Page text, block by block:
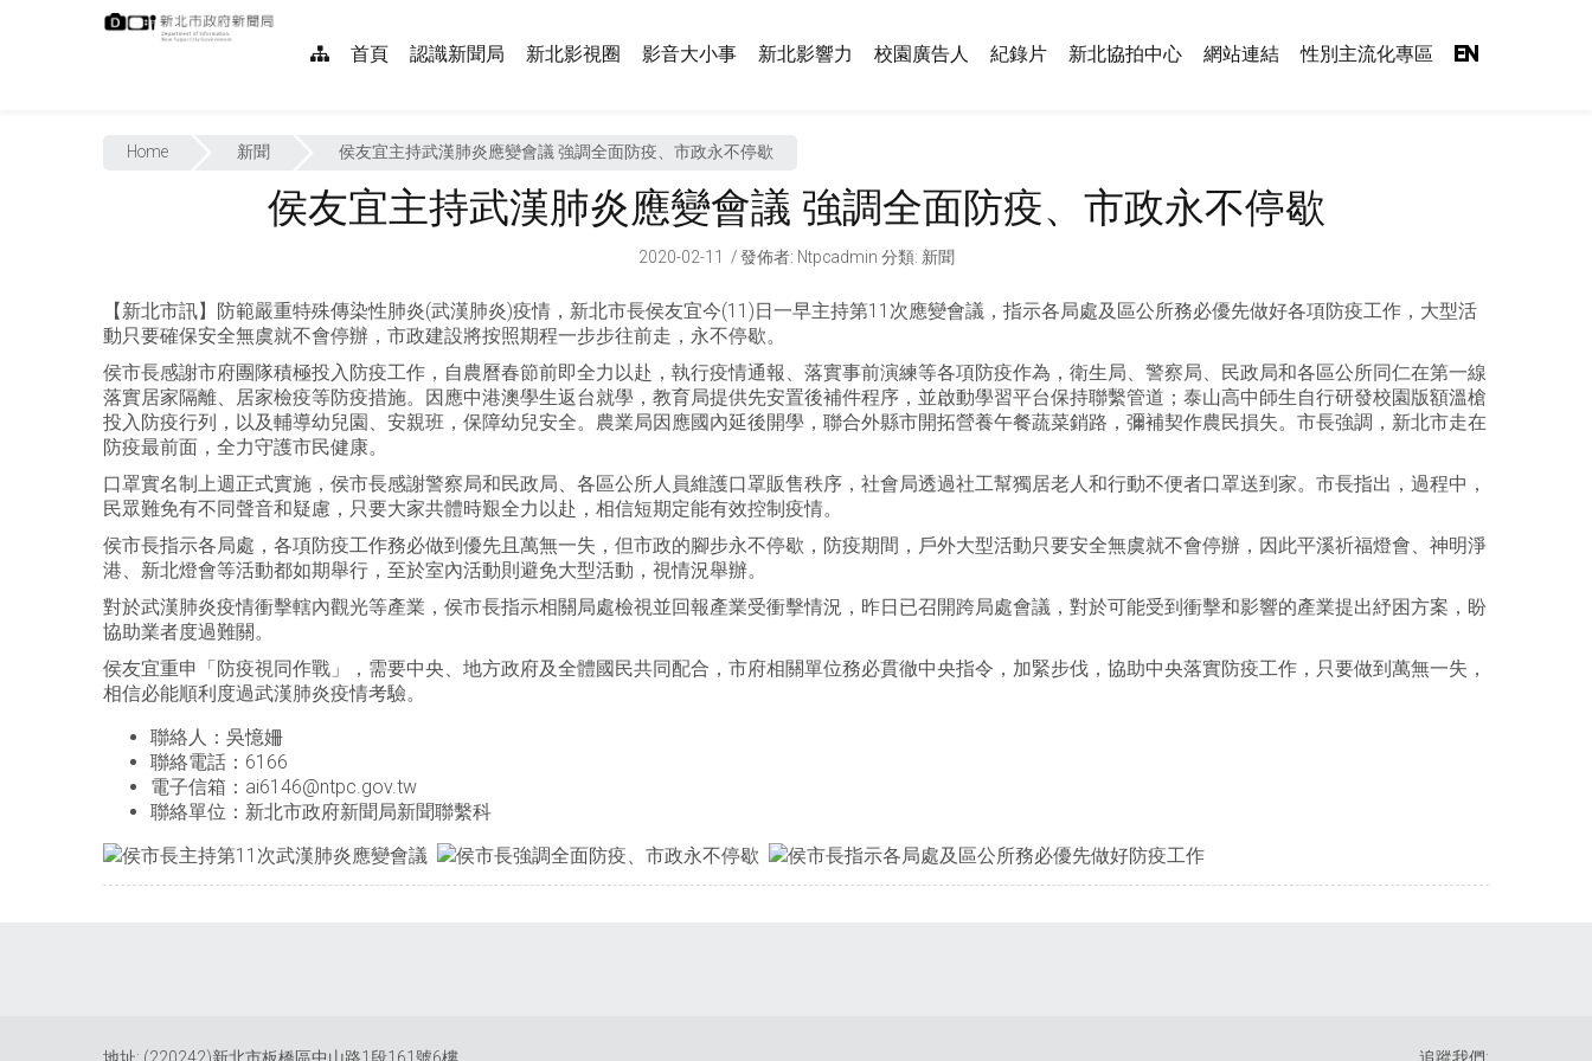
首頁 認識新聞局 新北影視圈 影音大小事 新北影響力 校園廣告人 紀錄片 新北協拍中心 網站連結 性別主流化專區 EN
Home 新聞 侯友宜主持武漢肺炎應變會議 強調全面防疫、市政永不停歇
侯友宜主持武漢肺炎應變會議 強調全面防疫、市政永不停歇
2020-02-11 發佈者: Ntpcadmin 分類: 新聞
【新北市訊】防範嚴重特殊傳染性肺炎(武漢肺炎)疫情，新北市長侯友宜今(11)日一早主持第11次應變會議，指示各局處及區公所務必優先做好各項防疫工作，大型活
動只要確保安全無虞就不會停辦，市政建設將按照期程一步步往前走，永不停歇。
侯市長感謝市府團隊積極投入防疫工作，自農曆春節前即全力以赴，執行疫情通報、落實事前演練等各項防疫作為，衛生局、警察局、民政局和各區公所同仁在第一線
落實居家隔離、居家檢疫等防疫措施。因應中港澳學生返台就學，教育局提供先安置後補件程序，並啟動學習平台保持聯繫管道；泰山高中師生自行研發校園版額溫槍
投入防疫行列，以及輔導幼兒園、安親班，保障幼兒安全。農業局因應國內延後開學，聯合外縣市開拓營養午餐蔬菜銷路，彌補契作農民損失。市長強調，新北市走在
防疫最前面，全力守護市民健康。
口罩實名制上週正式實施，侯市長感謝警察局和民政局、各區公所人員維護口罩販售秩序，社會局透過社工幫獨居老人和行動不便者口罩送到家。市長指出，過程中，
民眾難免有不同聲音和疑慮，只要大家共體時艱全力以赴，相信短期定能有效控制疫情。
侯市長指示各局處，各項防疫工作務必做到優先且萬無一失，但市政的腳步永不停歇，防疫期間，戶外大型活動只要安全無虞就不會停辦，因此平溪祈福燈會、神明淨
港、新北燈會等活動都如期舉行，至於室內活動則避免大型活動，視情況舉辦。
對於武漢肺炎疫情衝擊轄內觀光等產業，侯市長指示相關局處檢視並回報產業受衝擊情況，昨日已召開跨局處會議，對於可能受到衝擊和影響的產業提出紓困方案，盼
協助業者度過難關。
侯友宜重申「防疫視同作戰」，需要中央、地方政府及全體國民共同配合，市府相關單位務必貫徹中央指令，加緊步伐，協助中央落實防疫工作，只要做到萬無一失，
相信必能順利度過武漢肺炎疫情考驗。
聯絡人：吳憶姍
聯絡電話：6166
電子信箱：ai6146@ntpc.gov.tw
聯絡單位：新北市政府新聞局新聞聯繫科